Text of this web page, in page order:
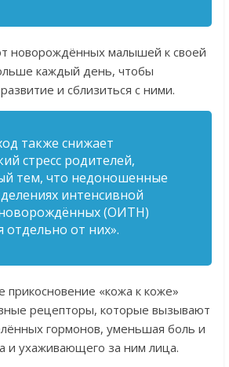
новорождённых малышей к своей
каждый день, чтобы
и сблизиться с ними.
также снижает
стресс родителей,
тем, что недоношенные
интенсивной
(ОИТН)
отдельно от них».
прикосновение «кожа к коже»
рецепторы, которые вызывают
гормонов, уменьшая боль и
и ухаживающего за ним лица.